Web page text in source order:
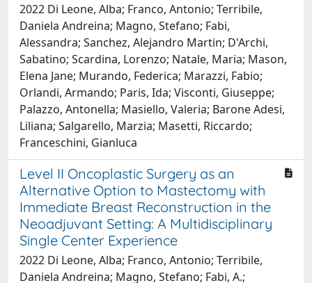
2022 Di Leone, Alba; Franco, Antonio; Terribile,
Daniela Andreina; Magno, Stefano; Fabi,
Alessandra; Sanchez, Alejandro Martin; D'Archi,
Sabatino; Scardina, Lorenzo; Natale, Maria; Mason,
Elena Jane; Murando, Federica; Marazzi, Fabio;
Orlandi, Armando; Paris, Ida; Visconti, Giuseppe;
Palazzo, Antonella; Masiello, Valeria; Barone Adesi,
Liliana; Salgarello, Marzia; Masetti, Riccardo;
Franceschini, Gianluca
Level II Oncoplastic Surgery as an
Alternative Option to Mastectomy with
Immediate Breast Reconstruction in the
Neoadjuvant Setting: A Multidisciplinary
Single Center Experience
2022 Di Leone, Alba; Franco, Antonio; Terribile,
Daniela Andreina; Magno, Stefano; Fabi, A.;